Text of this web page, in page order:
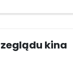
kina